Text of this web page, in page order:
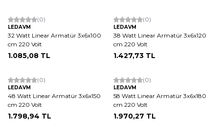
(0)
LEDAVM
32 Watt Linear Armatür 3x6x100
cm 220 Volt
1.085,08 TL
(0)
LEDAVM
38 Watt Linear Armatür 3x6x120
cm 220 Volt
1.427,73 TL
(0)
LEDAVM
48 Watt Linear Armatür 3x6x150
cm 220 Volt
1.798,94 TL
(0)
LEDAVM
58 Watt Linear Armatür 3x6x180
cm 220 Volt
1.970,27 TL